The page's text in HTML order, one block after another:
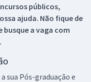
públicos,
ajuda. Não fique de
busque a vaga com
sua Pós-graduação e